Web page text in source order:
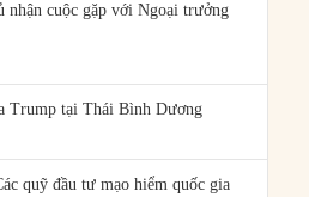
nhận cuộc gặp với Ngoại trưởng
Trump tại Thái Bình Dương
quỹ đầu tư mạo hiểm quốc gia